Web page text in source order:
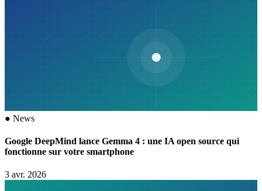
● News
Google DeepMind lance Gemma 4 : une IA open source qui
fonctionne sur votre smartphone
3 avr. 2026